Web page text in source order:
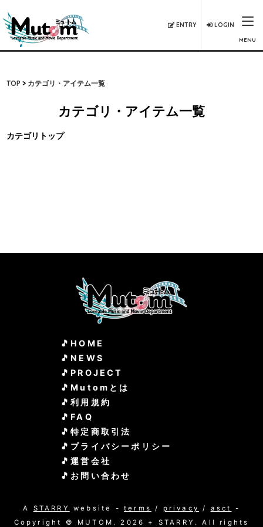
ENTRY LOGIN
MENU
TOP カテゴリ・アイテム一覧
カテゴリ・アイテム一覧
カテゴリトップ
HOME
NEWS
PROJECT
Mutomとは
利用規約
FAQ
特定商取引法
プライバシーポリシー
運営会社
お問い合わせ
A STARRY website - terms / privacy / asct
-
Copyright © MUTOM. 2026 + STARRY. All rights